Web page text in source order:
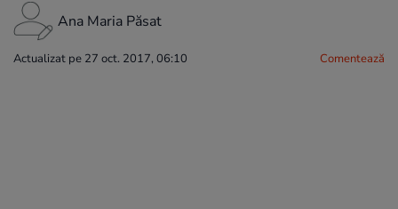
Ana Maria Păsat
Actualizat pe 27 oct. 2017, 06:10 Comentează